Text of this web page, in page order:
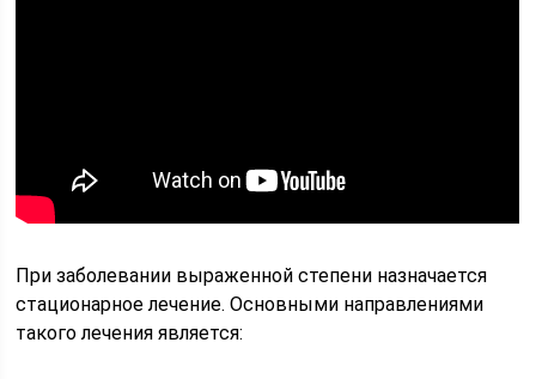
При заболевании выраженной степени назначается
стационарное лечение. Основными направлениями
такого лечения является: